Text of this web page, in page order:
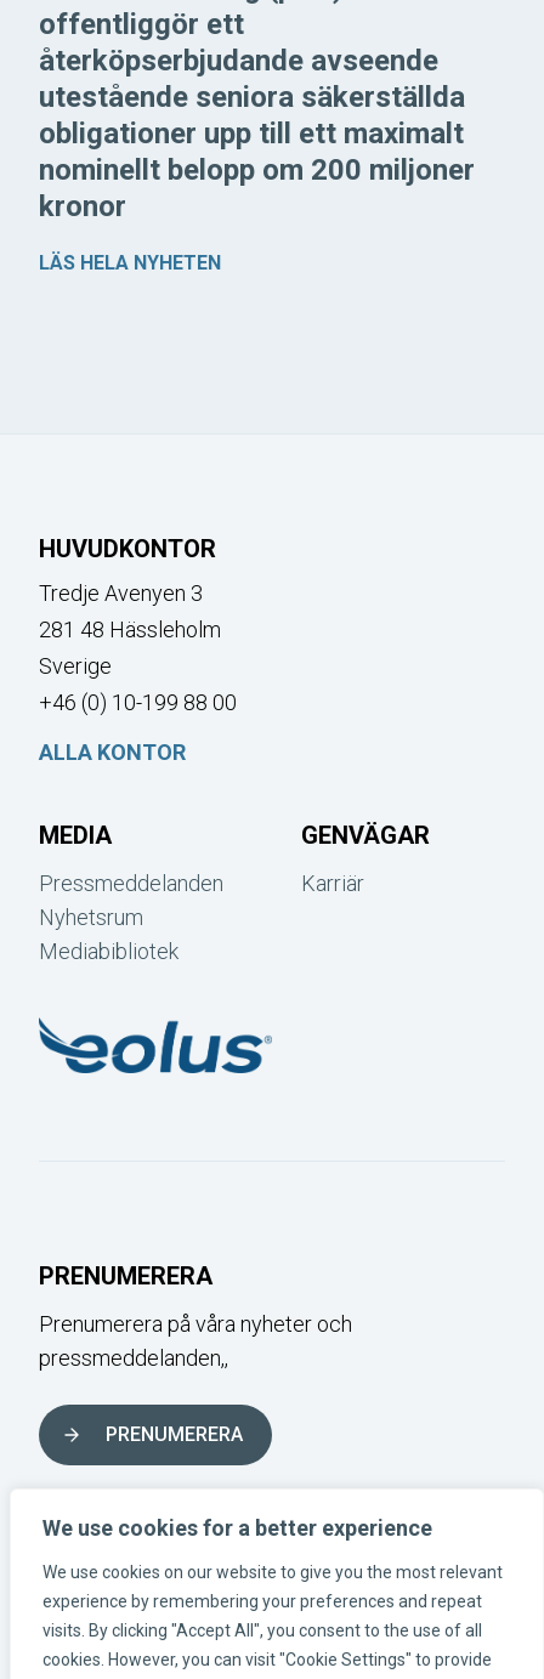
We use cookies for a better experience
We use cookies on our website to give you the most relevant
experience by remembering your preferences and repeat
visits. By clicking "Accept All", you consent to the use of all
cookies. However, you can visit "Cookie Settings" to provide
offentliggör ett
återköpserbjudande avseende
utestående seniora säkerställda
obligationer upp till ett maximalt
nominellt belopp om 200 miljoner
kronor
LÄS HELA NYHETEN
HUVUDKONTOR
Tredje Avenyen 3
281 48 Hässleholm
Sverige
+46 (0) 10-199 88 00
ALLA KONTOR
MEDIA
Pressmeddelanden
Nyhetsrum
Mediabibliotek
GENVÄGAR
Karriär
PRENUMERERA
Prenumerera på våra nyheter och
pressmeddelanden,,
PRENUMERERA
FÖLJ OSS I SOCIALA MEDIER
Instagram-länk
Linkedin-länk
Facebook-länk